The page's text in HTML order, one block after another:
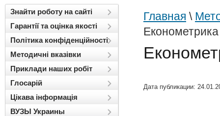
Знайти роботу на сайті
Гарантії та оцінка якості
Політика конфіденційності
Методичні вказівки
Приклади наших робіт
Глосарій
Цікава інформація
ВУЗЫ Украины
Главная \
Економетрика
Дата публикации: